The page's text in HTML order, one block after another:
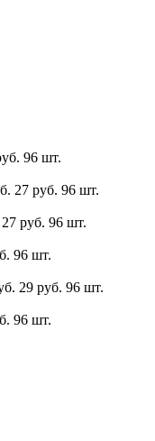
96 шт.
27 руб. 96 шт.
27 руб. 96 шт.
96 шт.
29 руб. 96 шт.
96 шт.